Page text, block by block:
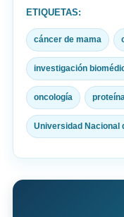
ETIQUETAS:
cáncer de mama
investigación
oncología
Universidad Nacional